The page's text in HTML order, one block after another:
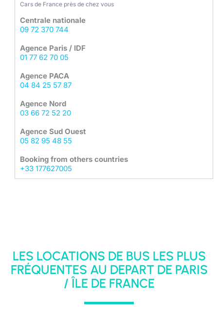
Cars de France près de chez vous
Centrale nationale
09 72 370 744
Agence Paris / IDF
01 77 62 70 05
Agence PACA
04 84 25 57 87
Agence Nord
03 66 72 52 20
Agence Sud Ouest
05 82 95 48 55
Booking from others countries
+33 177627005
LES LOCATIONS DE BUS LES PLUS
FRÉQUENTES AU DEPART DE PARIS
/ ÎLE DE FRANCE